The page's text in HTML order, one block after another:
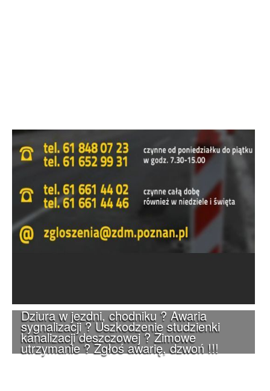
Dziura w jezdni, chodniku ? Awaria
sygnalizacji ? Uszkodzenie studzienki
kanalizacji deszczowej ? Zimowe
utrzymanie ? Zgłoś awarię, dzwoń !!!